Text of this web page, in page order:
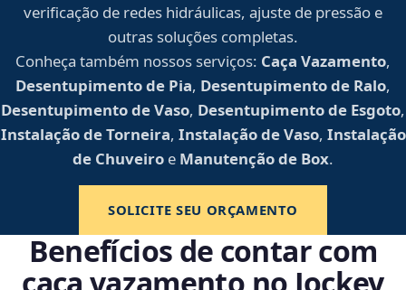
verificação de redes hidráulicas, ajuste de pressão e
outras soluções completas.
Conheça também nossos serviços: Caça Vazamento,
Desentupimento de Pia, Desentupimento de Ralo,
Desentupimento de Vaso, Desentupimento de Esgoto,
Instalação de Torneira, Instalação de Vaso, Instalação
de Chuveiro e Manutenção de Box.
SOLICITE SEU ORÇAMENTO
Benefícios de contar com